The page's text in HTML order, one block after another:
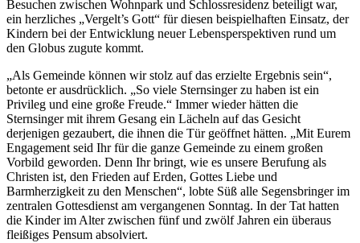
Besuchen zwischen Wohnpark und Schlossresidenz beteiligt war,
ein herzliches „Vergelt’s Gott“ für diesen beispielhaften Einsatz, der
Kindern bei der Entwicklung neuer Lebensperspektiven rund um
den Globus zugute kommt.
„Als Gemeinde können wir stolz auf das erzielte Ergebnis sein“,
betonte er ausdrücklich. „So viele Sternsinger zu haben ist ein
Privileg und eine große Freude.“ Immer wieder hätten die
Sternsinger mit ihrem Gesang ein Lächeln auf das Gesicht
derjenigen gezaubert, die ihnen die Tür geöffnet hätten. „Mit Eurem
Engagement seid Ihr für die ganze Gemeinde zu einem großen
Vorbild geworden. Denn Ihr bringt, wie es unsere Berufung als
Christen ist, den Frieden auf Erden, Gottes Liebe und
Barmherzigkeit zu den Menschen“, lobte Süß alle Segensbringer im
zentralen Gottesdienst am vergangenen Sonntag. In der Tat hatten
die Kinder im Alter zwischen fünf und zwölf Jahren ein überaus
fleißiges Pensum absolviert.